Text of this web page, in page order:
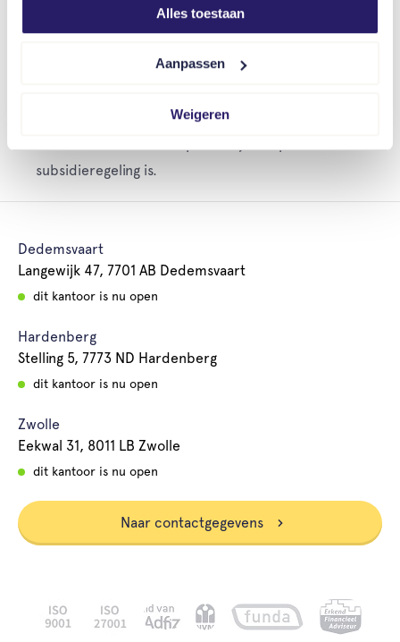
Alles toestaan
Aanpassen
Weigeren
Extra subsidies
Sommige gemeenten of provincies hebben extra
contact op met uw gemeente of de provincie om
subsidieregeling is.
Dedemsvaart
Langewijk 47, 7701 AB Dedemsvaart
dit kantoor is nu open
Hardenberg
Stelling 5, 7773 ND Hardenberg
dit kantoor is nu open
Zwolle
Eekwal 31, 8011 LB Zwolle
dit kantoor is nu open
Naar contactgegevens